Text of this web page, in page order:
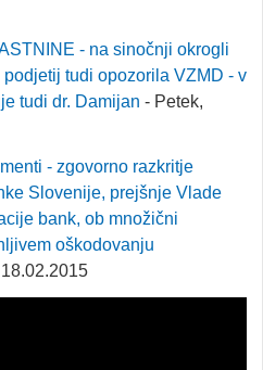
- na sinočnji okrogli
tudi opozorila VZMD - v
tudi dr. Damijan - Petek,
- zgovorno razkritje
Slovenije, prejšnje Vlade
bank, ob množični
oškodovanju